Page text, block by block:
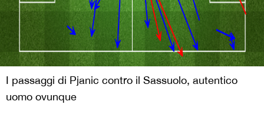
I passaggi di Pjanic contro il Sassuolo, autentico
uomo ovunque